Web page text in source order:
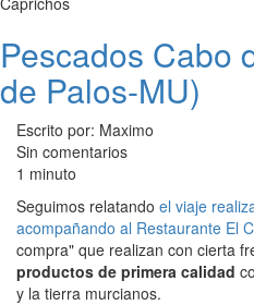
Pescados Cabo
de Palos-MU)
Escrito por: Maximo
Sin comentarios
1 minuto
Seguimos relatando el viaje
acompañando al Restaurante El
compra" que realizan con cierta
productos de primera calidad
y la tierra murcianos.